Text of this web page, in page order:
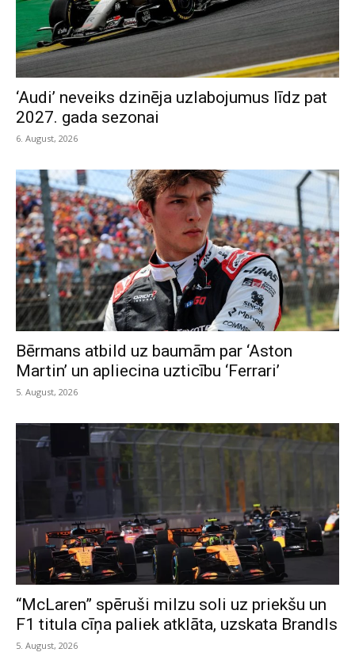
‘Audi’ neveiks dzinēja uzlabojumus līdz pat
2027. gada sezonai
6. August, 2026
Bērmans atbild uz baumām par ‘Aston
Martin’ un apliecina uzticību ‘Ferrari’
5. August, 2026
“McLaren” spēruši milzu soli uz priekšu un
F1 titula cīņa paliek atklāta, uzskata Brandls
5. August, 2026